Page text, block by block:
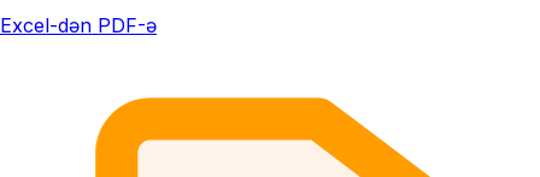
Excel-dən PDF-ə